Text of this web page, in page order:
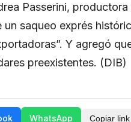
Passerini,
un saqueo exprés
Y agregó
preexistentes. (DIB)
WhatsApp Copiar link